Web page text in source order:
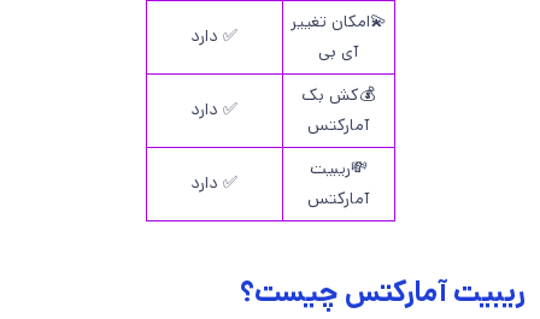
💫امکان تغییر
آی بی
✅ دارد
💰کش بک
آمارکتس
✅ دارد
💸ریبیت
آمارکتس
✅ دارد
ریبیت آمارکتس چیست؟